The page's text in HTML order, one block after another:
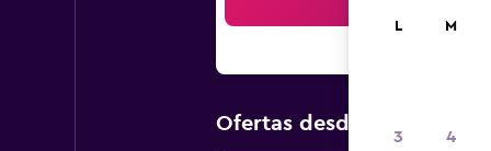
Ofertas desde
L M
3 4